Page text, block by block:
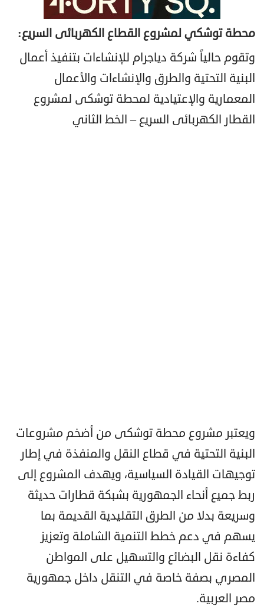
محطة توشكي لمشروع القطاع الكهربائى السريع:
وتقوم حالياً شركة دياجرام للإنشاءات بتنفيذ أعمال
البنية التحتية والطرق والإنشاءات والأعمال
المعمارية والإعتيادية لمحطة توشكى لمشروع
القطار الكهربائى السريع – الخط الثاني
ويعتبر مشروع محطة توشكى من أضخم مشروعات
البنية التحتية في قطاع النقل والمنفذة في إطار
توجيهات القيادة السياسية، ويهدف المشروع إلى
ربط جميع أنحاء الجمهورية بشبكة قطارات حديثة
وسريعة بدلا من الطرق التقليدية القديمة بما
يسهم في دعم خطط التنمية الشاملة وتعزيز
كفاءة نقل البضائع والتسهيل على المواطن
المصري بصفة خاصة في التنقل داخل جمهورية
مصر العربية.